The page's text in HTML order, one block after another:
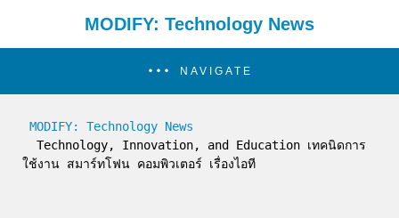
MODIFY: Technology News
NAVIGATE
MODIFY: Technology News
ใช้งาน สมาร์ทโฟน คอมพิวเตอร์ เรื่องไอที